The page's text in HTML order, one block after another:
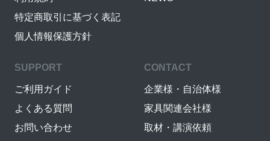
特定商取引に基づく表記
個人情報保護方針
SUPPORT
ご利用ガイド
よくある質問
お問い合わせ
CONTACT
企業様・自治体様
家具関連会社様
取材・講演依頼